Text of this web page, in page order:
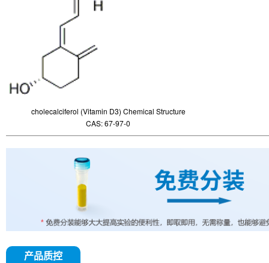
cholecalciferol (Vitamin D3) Chemical Structure
CAS: 67-97-0
产品质控